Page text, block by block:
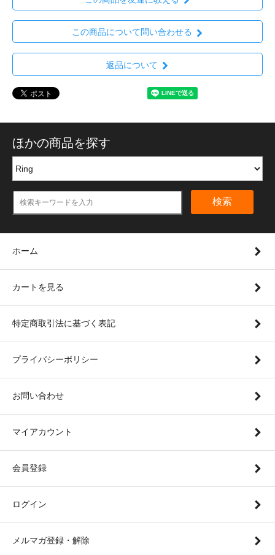
この商品について問い合わせる
返品について
ほかの商品を探す
検索
ホーム
カートを見る
特定商取引法に基づく表記
プライバシーポリシー
お問い合わせ
マイアカウント
会員登録
ログイン
メルマガ登録・解除